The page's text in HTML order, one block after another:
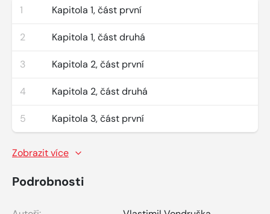
1 Kapitola 1, část první
2 Kapitola 1, část druhá
3 Kapitola 2, část první
4 Kapitola 2, část druhá
5 Kapitola 3, část první
Zobrazit více
Podrobnosti